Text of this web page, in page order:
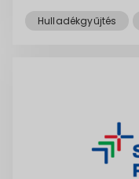
Hulladékgyűjtés